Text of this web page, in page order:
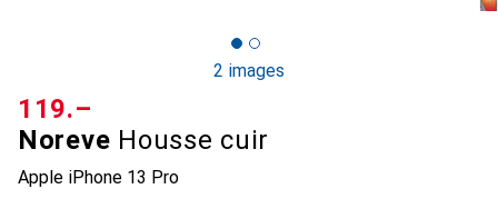
2 images
Noreve Housse cuir
Apple iPhone 13 Pro
CHF
119.–